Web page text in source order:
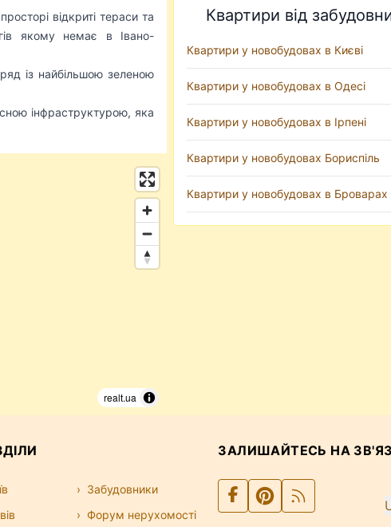
відкриті тераси та
якому немає в Івано-
із найбільшою зеленою
інфраструктурою, яка
realt.ua
Квартири від
Квартири у новобудовах в Києві
Квартири у новобудовах в Одесі
Квартири у новобудовах в Ірпені
Квартири у новобудовах Бориспіль
Квартири у новобудовах в Броварах
Забудовники
Форум нерухомості
ЗАЛИШАЙТЕСЬ НА